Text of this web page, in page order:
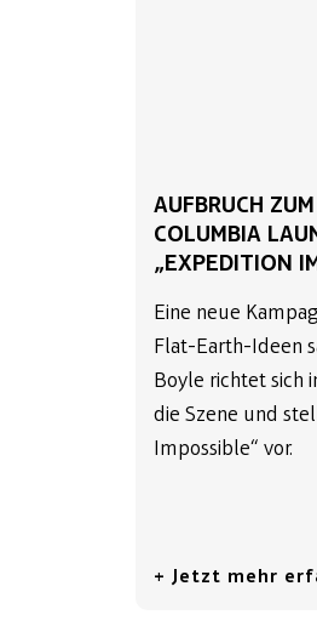
AUFBRUCH
COLUMBIA
„EXPEDITION
Eine neue
Flat-Earth-Ideen
Boyle richtet sich
die Szene und
Impossible“ vor.
+ Jetzt mehr